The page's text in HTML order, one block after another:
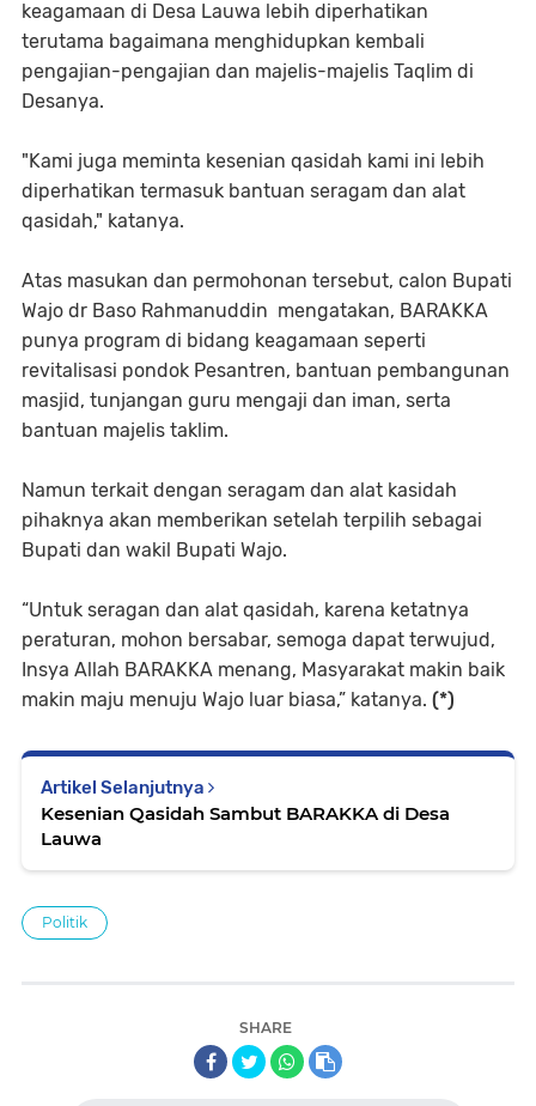
keagamaan di Desa Lauwa lebih diperhatikan
terutama bagaimana menghidupkan kembali
pengajian-pengajian dan majelis-majelis Taqlim di
Desanya.
"Kami juga meminta kesenian qasidah kami ini lebih
diperhatikan termasuk bantuan seragam dan alat
qasidah," katanya.
Atas masukan dan permohonan tersebut, calon Bupati
Wajo dr Baso Rahmanuddin mengatakan, BARAKKA
punya program di bidang keagamaan seperti
revitalisasi pondok Pesantren, bantuan pembangunan
masjid, tunjangan guru mengaji dan iman, serta
bantuan majelis taklim.
Namun terkait dengan seragam dan alat kasidah
pihaknya akan memberikan setelah terpilih sebagai
Bupati dan wakil Bupati Wajo.
“Untuk seragan dan alat qasidah, karena ketatnya
peraturan, mohon bersabar, semoga dapat terwujud,
Insya Allah BARAKKA menang, Masyarakat makin baik
makin maju menuju Wajo luar biasa,” katanya. (*)
Artikel Selanjutnya
Kesenian Qasidah Sambut BARAKKA di Desa
Lauwa
Politik
SHARE